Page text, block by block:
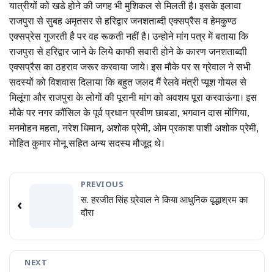
यात्रीयों को खडे होने की जगह भी मुशिकल से मिलती है। इसके इलावा
राजपुरा से सुबह अमृतसर से हरिद्वार जनशताब्दी एक्सप्रैस व हेमकुण्ठ
एक्सप्रेस गुजरती है पर वह रूकती नहीं है। उन्होने मांग पत्र में बताया कि
राजपुरा से हरिद्वार जाने के लिये काफी सवारी होने के कारण जनशताब्दाी
एक्सप्रैस का ठहराव जरूर करवाया जाये। इस मौके पर स ग्रेवाल ने सभी
सदस्यों को विशवास दिलाया कि बहुत जलद मैं रेलवे मंत्री प्यूश गोयल से
मिलूंगा और राजपुरा के लोगों की पूरानी मांग को अवशय पूरा करवाऊंगा। इस
मौके पर नगर कौंसिल के पूर्व प्रधान प्रवीण छाबडा, भगवान दास मोंगिया,
मनमोहन महता, नरेश धिमान, अशोक प्रेमी, ओम प्रकाश पाशी अशोक प्रेमी,
मोहित कुमार मोनू सहित अन्य सदस्य मौजूद थे।
‹
PREVIOUS
स. हरजीत सिंह ग्र्रेवाल ने किया आधुनिक वृद्धाश्रम का
दौरा
NEXT